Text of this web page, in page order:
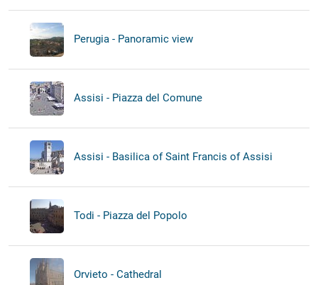
Perugia - Panoramic view
Assisi - Piazza del Comune
Assisi - Basilica of Saint Francis of Assisi
Todi - Piazza del Popolo
Orvieto - Cathedral